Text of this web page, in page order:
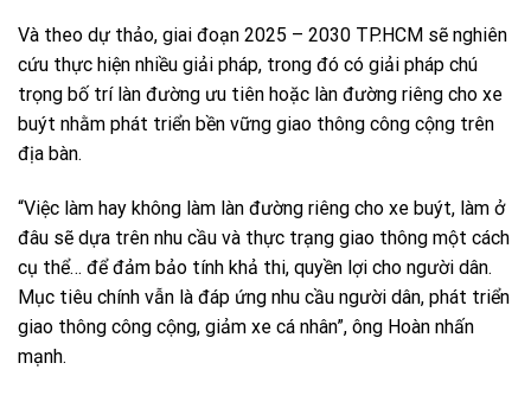
Và theo dự thảo, giai đoạn 2025 – 2030 TP.HCM sẽ nghiên
cứu thực hiện nhiều giải pháp, trong đó có giải pháp chú
trọng bố trí làn đường ưu tiên hoặc làn đường riêng cho xe
buýt nhằm phát triển bền vững giao thông công cộng trên
địa bàn.
“Việc làm hay không làm làn đường riêng cho xe buýt, làm ở
đâu sẽ dựa trên nhu cầu và thực trạng giao thông một cách
cụ thể… để đảm bảo tính khả thi, quyền lợi cho người dân.
Mục tiêu chính vẫn là đáp ứng nhu cầu người dân, phát triển
giao thông công cộng, giảm xe cá nhân”, ông Hoàn nhấn
mạnh.